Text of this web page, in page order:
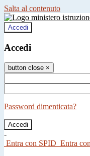
Salta al contenuto
Accedi
Accedi
button close ×
Password dimenticata?
-
Entra con SPID Entra